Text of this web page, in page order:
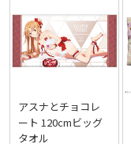
アスナとチョコレ
ート 120cmビッグ
タオル